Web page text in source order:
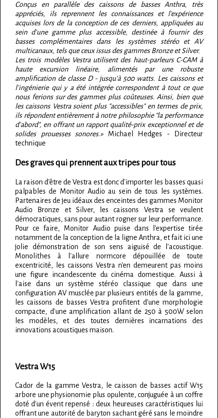
Conçus en parallèle des caissons de basses Anthra, très
appréciés, ils reprennent les connaissances et l'expérience
acquises lors de la conception de ces derniers, appliquées au
sein d'une gamme plus accessible, destinée à fournir des
basses complémentaires dans les systèmes stéréo et AV
multicanaux, tels que ceux issus des gammes Bronze et Silver.
Les trois modèles Vestra utilisent des haut-parleurs C-CAM à
haute excursion linéaire, alimentés par une robuste
amplification de classe D - jusqu'à 500 watts. Les caissons et
l'ingénierie qui y a été intégrée correspondent à tout ce que
nous ferions sur des gammes plus coûteuses. Ainsi, bien que
les caissons Vestra soient plus "accessibles" en termes de prix,
ils répondent entièrement à notre philosophie "la performance
d'abord", en offrant un rapport qualité-prix exceptionnel et de
solides prouesses sonores.» Michael Hedges - Directeur
technique
Des graves qui prennent aux tripes pour tous
La raison d'être de Vestra est donc d'importer les basses quasi
palpables de Monitor Audio au sein de tous les systèmes.
Partenaires de jeu idéaux des enceintes des gammes Monitor
Audio Bronze et Silver, les caissons Vestra se veulent
démocratiques, sans pour autant rogner sur leur performance.
Pour ce faire, Monitor Audio puise dans l'expertise tirée
notamment de la conception de la ligne Anthra, et fait ici une
jolie démonstration de son sens aiguisé de l'acoustique.
Monolithes à l'allure normcore dépouillée de toute
excentricité, les caissons Vestra n'en demeurent pas moins
une figure incandescente du cinéma domestique. Aussi à
l'aise dans un système stéréo classique que dans une
configuration AV musclée par plusieurs entités de la gamme,
les caissons de basses Vestra profitent d'une morphologie
compacte, d'une amplification allant de 250 à 500W selon
les modèles, et des toutes dernières incarnations des
innovations acoustiques maison.
Vestra W15
Cador de la gamme Vestra, le caisson de basses actif W15
arbore une physionomie plus opulente, conjuguée à un coffre
doté d'un évent repensé : deux heureuses caractéristiques lui
offrant une autorité de baryton sachant géré sans le moindre